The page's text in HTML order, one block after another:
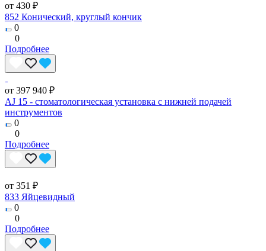
от 430 ₽
852 Конический, круглый кончик
0
0
Подробнее
от 397 940 ₽
AJ 15 - стоматологическая установка с нижней подачей
инструментов
0
0
Подробнее
от 351 ₽
833 Яйцевидный
0
0
Подробнее